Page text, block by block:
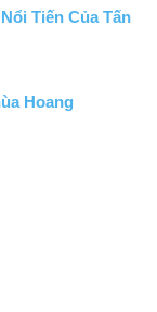
Tiến Của Tấn
Hoang